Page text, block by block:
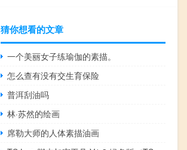
猜你想看的文章
一个美丽女子练瑜伽的素描。
怎么查有没有交生育保险
普洱刮油吗
林·苏然的绘画
席勒大师的人体素描油画